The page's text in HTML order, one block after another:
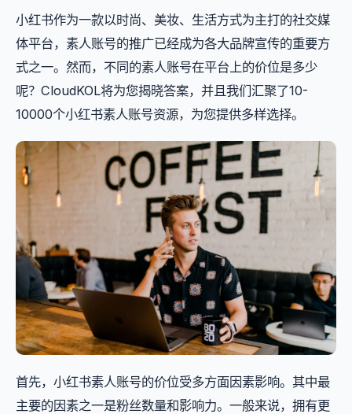
小红书作为一款以时尚、美妆、生活方式为主打的社交媒
体平台，素人账号的推广已经成为各大品牌宣传的重要方
式之一。然而，不同的素人账号在平台上的价位是多少
呢？CloudKOL将为您揭晓答案，并且我们汇聚了10-
10000个小红书素人账号资源，为您提供多样选择。
首先，小红书素人账号的价位受多方面因素影响。其中最
主要的因素之一是粉丝数量和影响力。一般来说，拥有更